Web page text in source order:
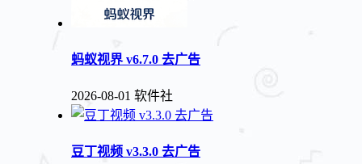
蚂蚁视界 v6.7.0 去广告
2026-08-01 软件社
豆丁视频 v3.3.0 去广告